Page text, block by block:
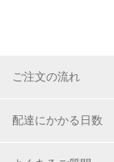
ご注文の流れ
配達にかかる日数